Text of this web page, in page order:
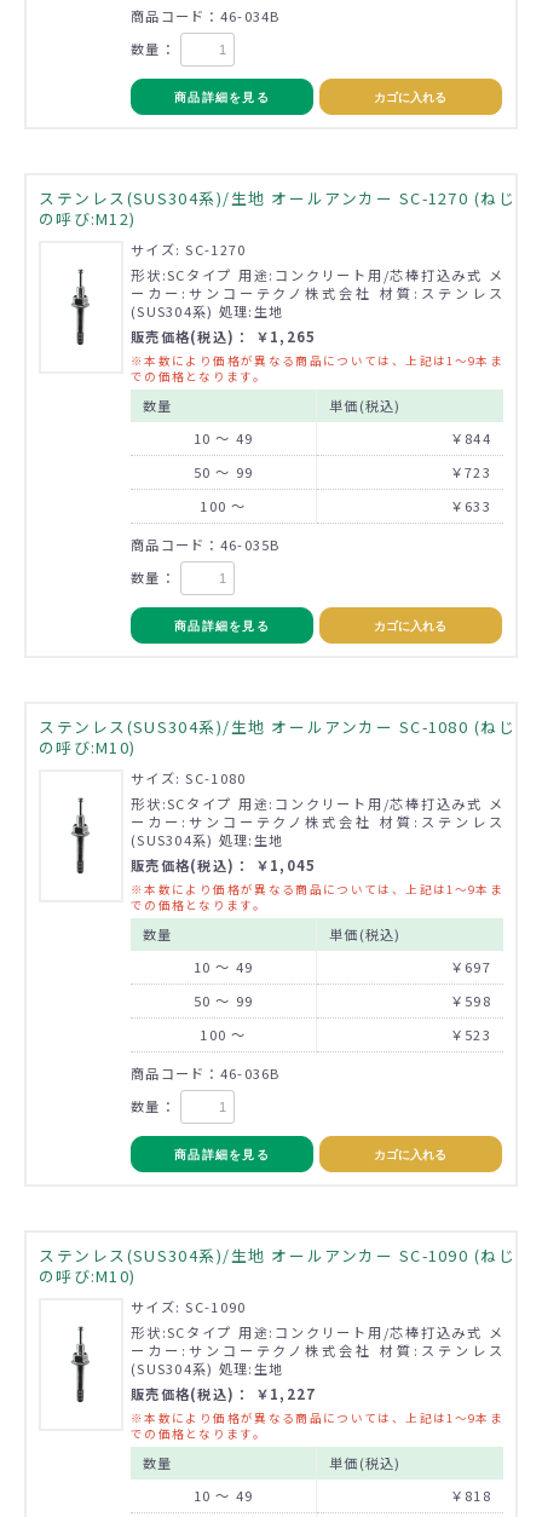
商品コード：46-034B
数量：
商品詳細を見る カゴに入れる
ステンレス(SUS304系)/生地 オールアンカー SC-1270 (ねじ
の呼び:M12)
サイズ: SC-1270
形状:SCタイプ 用途:コンクリート用/芯棒打込み式 メ
ーカー:サンコーテクノ株式会社 材質:ステンレス
(SUS304系) 処理:生地
販売価格(税込)： ￥1,265
※本数により価格が異なる商品については、上記は1～9本ま
での価格となります。
数量
単価(税込)
10 ～ 49
￥844
50 ～ 99
￥723
100 ～
￥633
商品コード：46-035B
数量：
商品詳細を見る カゴに入れる
ステンレス(SUS304系)/生地 オールアンカー SC-1080 (ねじ
の呼び:M10)
サイズ: SC-1080
形状:SCタイプ 用途:コンクリート用/芯棒打込み式 メ
ーカー:サンコーテクノ株式会社 材質:ステンレス
(SUS304系) 処理:生地
販売価格(税込)： ￥1,045
※本数により価格が異なる商品については、上記は1～9本ま
での価格となります。
数量
単価(税込)
10 ～ 49
￥697
50 ～ 99
￥598
100 ～
￥523
商品コード：46-036B
数量：
商品詳細を見る カゴに入れる
ステンレス(SUS304系)/生地 オールアンカー SC-1090 (ねじ
の呼び:M10)
サイズ: SC-1090
形状:SCタイプ 用途:コンクリート用/芯棒打込み式 メ
ーカー:サンコーテクノ株式会社 材質:ステンレス
(SUS304系) 処理:生地
販売価格(税込)： ￥1,227
※本数により価格が異なる商品については、上記は1～9本ま
での価格となります。
数量
単価(税込)
10 ～ 49
￥818